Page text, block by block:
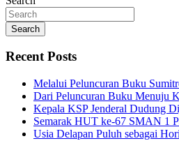
Search
Recent Posts
Melalui Peluncuran Buku
Dari Peluncuran Buku Menuju
Kepala KSP Jenderal Dudung
Semarak HUT ke-67 SMAN 1
Usia Delapan Puluh sebagai